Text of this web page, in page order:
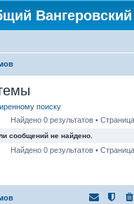
поиску
Найдено 0 результатов • Страница
сообщений не найдено.
Найдено 0 результатов • Страница